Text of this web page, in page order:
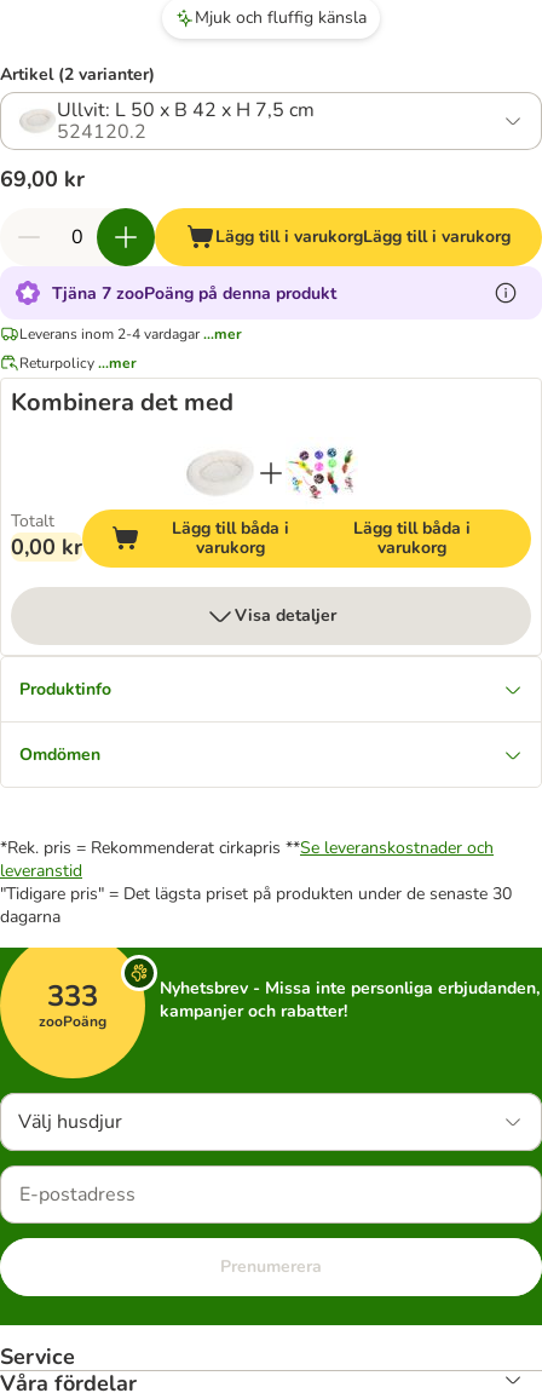
Mjuk och fluffig känsla
Artikel (2 varianter)
Ullvit: L 50 x B 42 x H 7,5 cm
524120.2
69,00 kr
Lägg till i varukorgLägg till i varukorg
Tjäna 7 zooPoäng på denna produkt
Leverans inom 2-4 vardagar...mer
Returpolicy...mer
Kombinera det med
Totalt
0,00 kr
Lägg till båda i
varukorg
Lägg till båda i
varukorg
Visa detaljer
Produktinfo
Omdömen
*Rek. pris = Rekommenderat cirkapris **Se leveranskostnader och
leveranstid
"Tidigare pris" = Det lägsta priset på produkten under de senaste 30
dagarna
333
zooPoäng
Nyhetsbrev - Missa inte personliga erbjudanden,
kampanjer och rabatter!
Välj husdjur
Prenumerera
Service
Våra fördelar